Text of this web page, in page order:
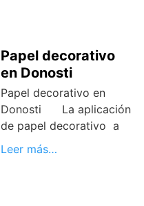
Papel decorativo
en Donosti
Papel decorativo en
Donosti La aplicación
de papel decorativo a
Leer más…